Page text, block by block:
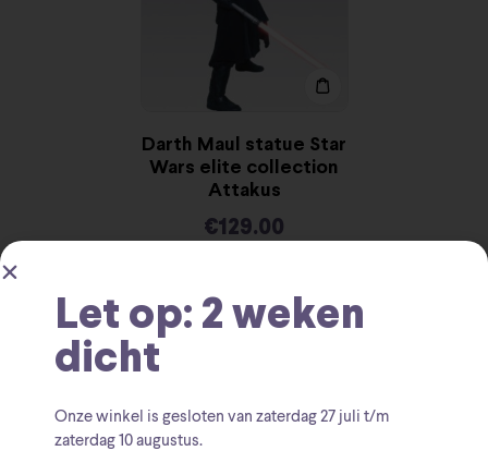
Darth Maul statue Star
Wars elite collection
Attakus
€129.00
Let op: 2 weken
dicht
Onze winkel is gesloten van zaterdag27 juli t/m
zaterdag 10 augustus.